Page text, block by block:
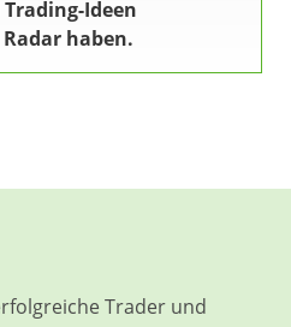
Ideen
haben.
Trader und